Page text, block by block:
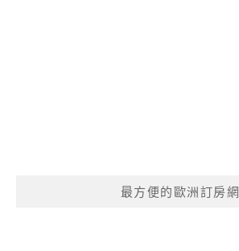
最方便的歐洲訂房網